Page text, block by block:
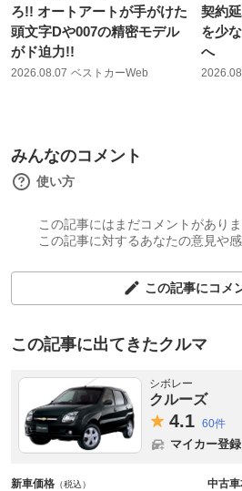
ろ!! オートアートが手がけた
頭文字Dや007の精密モデル
がド迫力!!
2026.08.07 ベストカーWeb
契約
を少
へ
みんなのコメント
使い方
この記事にはまだコメントがありま
この記事に対するあなたの意見や
この記事にコメ
この記事に出てきたクルマ
シボレー
クルーズ
4.1 60件
マイカー登録
新車価格 （税込） 中古